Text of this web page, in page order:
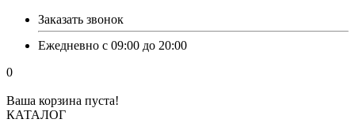
Заказать звонок
Ежедневно с 09:00 до 20:00
0
Ваша корзина пуста!
КАТАЛОГ